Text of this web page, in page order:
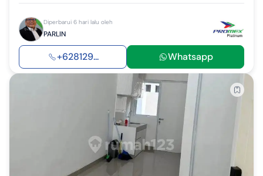
Diperbarui 6 hari lalu oleh
PARLIN
+628129... Whatsapp